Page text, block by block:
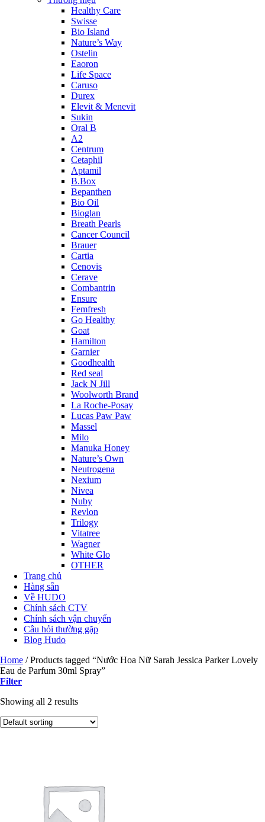
Healthy Care
Swisse
Bio Island
Nature’s Way
Ostelin
Eaoron
Life Space
Caruso
Durex
Elevit & Menevit
Sukin
Oral B
A2
Centrum
Cetaphil
Aptamil
B.Box
Bepanthen
Bio Oil
Bioglan
Breath Pearls
Cancer Council
Brauer
Cartia
Cenovis
Cerave
Combantrin
Ensure
Femfresh
Go Healthy
Goat
Hamilton
Garnier
Goodhealth
Red seal
Jack N Jill
Woolworth Brand
La Roche-Posay
Lucas Paw Paw
Massel
Milo
Manuka Honey
Nature’s Own
Neutrogena
Nexium
Nivea
Nuby
Revlon
Trilogy
Vitatree
Wagner
White Glo
OTHER
Trang chủ
Hàng sẵn
Về HUDO
Chính sách CTV
Chính sách vận chuyển
Câu hỏi thường gặp
Blog Hudo
Home /Products tagged “Nước Hoa Nữ Sarah Jessica Parker Lovely
Eau de Parfum 30ml Spray”
Filter
Showing all 2 results